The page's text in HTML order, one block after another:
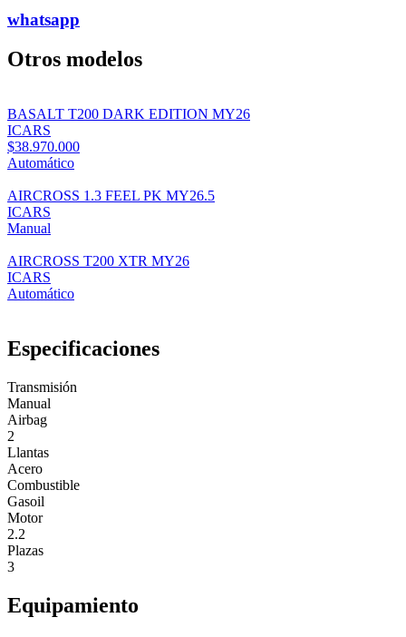
whatsapp
Otros modelos
BASALT T200 DARK EDITION MY26
ICARS
$38.970.000
Automático
AIRCROSS 1.3 FEEL PK MY26.5
ICARS
Manual
AIRCROSS T200 XTR MY26
ICARS
Automático
Especificaciones
Transmisión
Manual
Airbag
2
Llantas
Acero
Combustible
Gasoil
Motor
2.2
Plazas
3
Equipamiento